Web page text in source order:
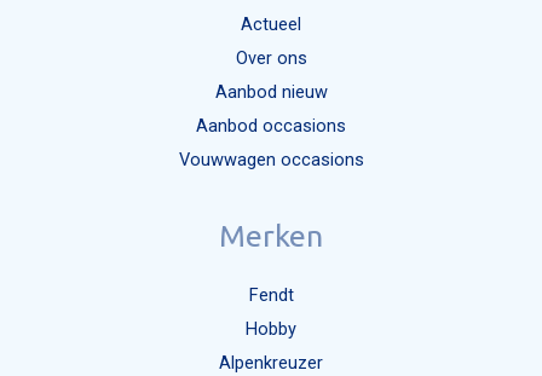
Actueel
Over ons
Aanbod nieuw
Aanbod occasions
Vouwwagen occasions
Merken
Fendt
Hobby
Alpenkreuzer